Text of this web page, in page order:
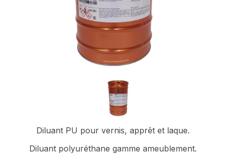
Diluant PU pour vernis, apprêt et laque.
Diluant polyuréthane gamme ameublement.